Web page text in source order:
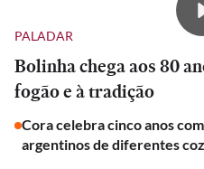
PALADAR
Bolinha chega aos 80
fogão e à tradição
Cora celebra cinco anos
argentinos de diferentes